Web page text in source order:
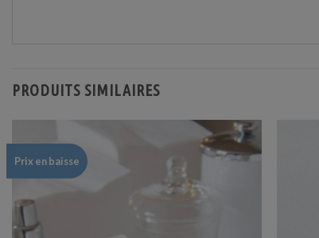
PRODUITS SIMILAIRES
Prix en baisse